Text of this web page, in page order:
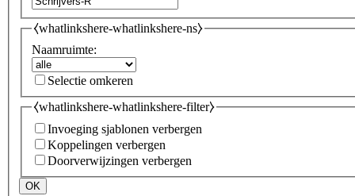
⧼whatlinkshere-whatlinkshere-ns⧽
Naamruimte:
Selectie omkeren
⧼whatlinkshere-whatlinkshere-filter⧽
Invoeging sjablonen verbergen
Koppelingen verbergen
Doorverwijzingen verbergen
OK